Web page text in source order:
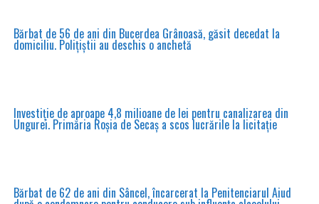
Bărbat de 56 de ani din Bucerdea Grânoasă, găsit decedat la
domiciliu. Polițiștii au deschis o anchetă
Investiție de aproape 4,8 milioane de lei pentru canalizarea din
Ungurei. Primăria Roșia de Secaș a scos lucrările la licitație
Bărbat de 62 de ani din Sâncel, încarcerat la Penitenciarul Aiud